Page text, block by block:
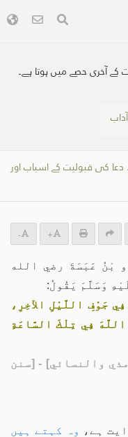
آخری حصے میں ہوتا ہے۔
. دعا کی قبولیت کے اسباب اور
+
-
بْنُ عَبَسَةَ رضي الله
وَسَلَّمَ يَقُولُ:
جَوْفِ اللَّيْلِ الآخِرِ،
فِي تِلْكَ السَّاعَةِ
والنسائي] - [سنن
ہے،
وہ کہتے ہيں